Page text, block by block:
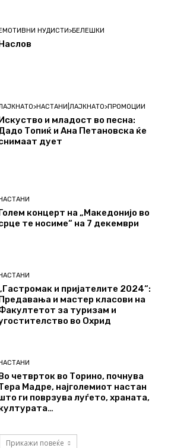
ЕМОТИВНИ НУДИСТИ>БЕЛЕШКИ
Искуство и младост во песна:
Топиќ и Ана Петановска ќе
дует
концерт на „Македонијо во
те носиме“ на 7 декември
НАСТАНИ
и пријателите 2024“:
и мастер класови на
за туризам и
во Охрид
четврток во Торино, почнува
Мадре, најголемиот настан
ги поврзува луѓето, храната,
Прикажи повеќе